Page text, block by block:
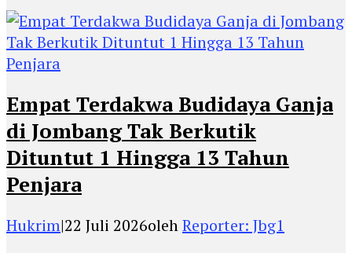
Empat Terdakwa Budidaya Ganja
di Jombang Tak Berkutik
Dituntut 1 Hingga 13 Tahun
Penjara
Hukrim|22 Juli 2026olehReporter: Jbg1